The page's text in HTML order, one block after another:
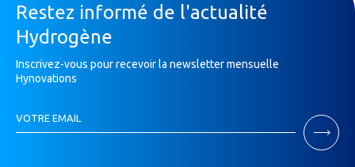
Restez informé de l'actualité
Hydrogène
Inscrivez-vous pour recevoir la newsletter mensuelle
Hynovations
Newsletter
VOTRE EMAIL
Si